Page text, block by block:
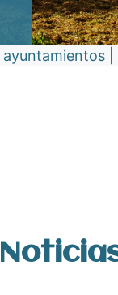
ayuntamientos